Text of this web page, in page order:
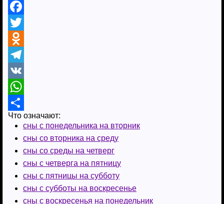
F
a
c
e
b
o
o
T
w
e
O
d
n
o
k
T
e
e
V
K
W
h
О
Что означают:
сны с понедельника на вторник
сны со вторника на среду
сны со среды на четверг
сны с четверга на пятницу
сны с пятницы на субботу
сны с субботы на воскресенье
сны с воскресенья на понедельник